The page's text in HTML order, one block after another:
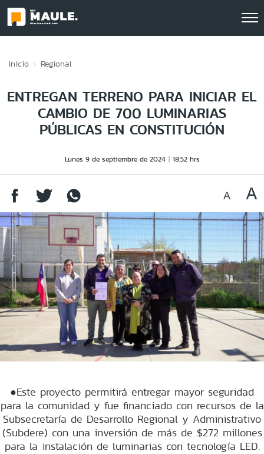
Inicio Regional
ENTREGAN TERRENO PARA INICIAR EL
CAMBIO DE 700 LUMINARIAS
PÚBLICAS EN CONSTITUCIÓN
Lunes 9 de septiembre de 2024 18:52 hrs
●Este proyecto permitirá entregar mayor seguridad
para la comunidad y fue financiado con recursos de la
Subsecretaría de Desarrollo Regional y Administrativo
(Subdere) con una inversión de más de $272 millones
para la instalación de luminarias con tecnología LED.